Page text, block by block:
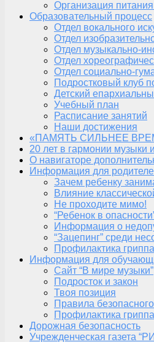
Организация
Образовательный процесс
Отдел вокального
Отдел
Отдел музыкально-
Отдел
Отдел социально-
Подростковый клуб
Детский
Учебный план
Расписание занятий
Наши достижения
«ПАМЯТЬ СИЛЬНЕЕ
20 лет в гармонии
О навигаторе
Информация для
Зачем ребенку
Влияние
Не проходите мимо!
“Ребенок в
Информация о
“Зацепинг” среди
Профилактика
Информация для
Сайт “В мире музыки”
Подросток и закон
Твоя позиция
Правила
Профилактика
Дорожная безопасность
Учрежденческая газета